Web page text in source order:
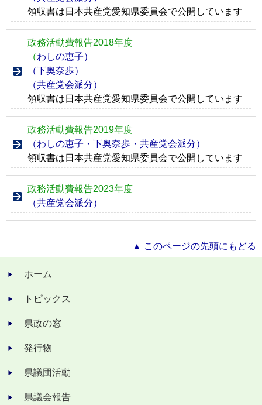
領収書は日本共産党愛知県委員会で公開しています
政務活動費報告2018年度
（わしの恵子）
（下奥奈歩）
（共産党会派分）
領収書は日本共産党愛知県委員会で公開しています
政務活動費報告2019年度
（わしの恵子・下奥奈歩・共産党会派分）
領収書は日本共産党愛知県委員会で公開しています
政務活動費報告2023年度
（共産党会派分）
▲ このページの先頭にもどる
ホーム
トピックス
県政の窓
発行物
県議団活動
県議会報告